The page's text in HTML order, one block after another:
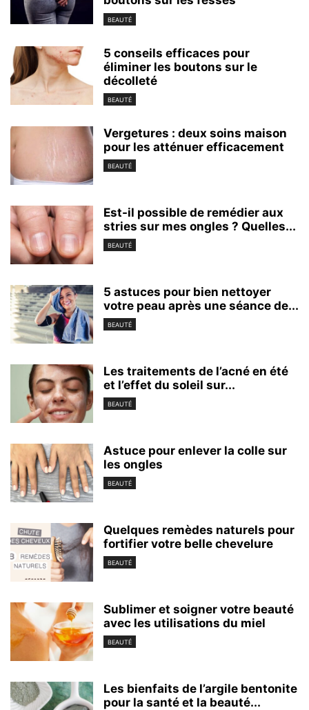
BEAUTÉ
5 conseils efficaces pour
éliminer les boutons sur le
décolleté
BEAUTÉ
Vergetures : deux soins maison
pour les atténuer efficacement
BEAUTÉ
Est-il possible de remédier aux
stries sur mes ongles ? Quelles...
BEAUTÉ
5 astuces pour bien nettoyer
votre peau après une séance de...
BEAUTÉ
Les traitements de l’acné en été
et l’effet du soleil sur...
BEAUTÉ
Astuce pour enlever la colle sur
les ongles
BEAUTÉ
Quelques remèdes naturels pour
fortifier votre belle chevelure
BEAUTÉ
Sublimer et soigner votre beauté
avec les utilisations du miel
BEAUTÉ
Les bienfaits de l’argile bentonite
pour la santé et la beauté...